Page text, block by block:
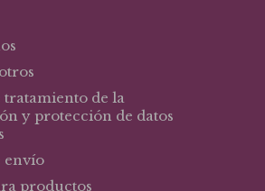
tratamiento de la
y protección de datos
envío
productos